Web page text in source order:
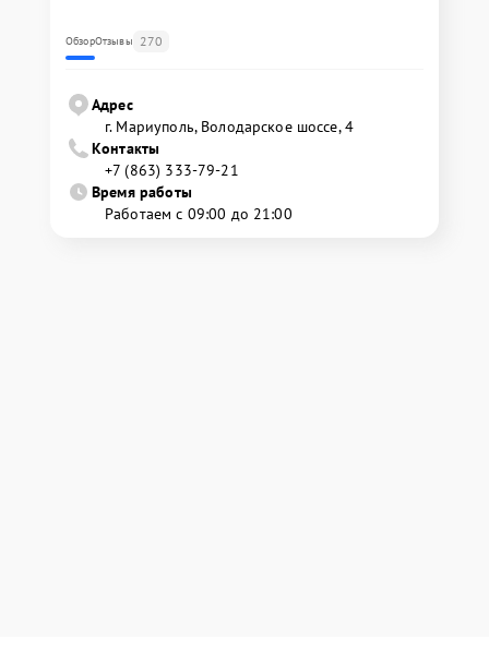
ОбзорОтзывы 270
Адрес
г. Мариуполь, Володарское шоссе, 4
Контакты
+7 (863) 333-79-21
Время работы
Работаем с 09:00 до 21:00